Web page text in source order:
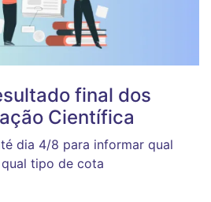
final dos
Científica
dia 4/8 para informar qual
tipo de cota